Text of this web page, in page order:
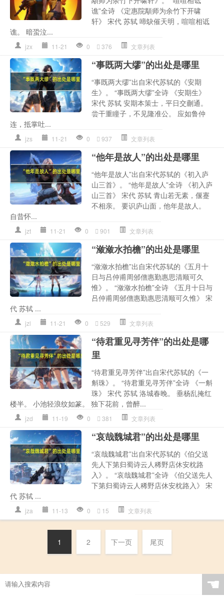
谯”全诗 《定惠院顒师为余竹下开啸
轩》 宋代 苏轼 啼鴃催天明，喧喧相诋
谯。 暗蛩泣...
jzx 11-21 0 376 文章列表
“事既两大缪”的出处是哪里
“事既两大缪”出自宋代苏轼的《安期
生》。 “事既两大缪”全诗 《安期生》
宋代 苏轼 安期本策士，平日交蒯通。
尝干重瞳子，不见隆准公。 应如鲁仲
连，抵掌吐...
jzs 11-21 0 937 文章列表
“他年是故人”的出处是哪里
“他年是故人”出自宋代苏轼的《初入庐
山三首》。 “他年是故人”全诗 《初入庐
山三首》 宋代 苏轼 青山若无素，偃蹇
不相亲。 要识庐山面，他年是故人。
自昔怀...
jzt 11-21 0 901 文章列表
“潋潋水拍檐”的出处是哪里
“潋潋水拍檐”出自宋代苏轼的《五月十
日与吕仲甫周邠僧惠勤惠思清顺可久
惟》。 “潋潋水拍檐”全诗 《五月十日与
吕仲甫周邠僧惠勤惠思清顺可久惟》 宋
代 苏轼 ...
jzl 11-21 0 529 文章列表
“待君重见寻芳伴”的出处是哪
里
“待君重见寻芳伴”出自宋代苏轼的《一
斛珠》。 “待君重见寻芳伴”全诗 《一斛
珠》 宋代 苏轼 洛城春晚。 垂杨乱掩红
楼半。 小池轻浪纹如篆。 独下花前，曾醉...
jzd 11-19 0 381 文章列表
“哀哉魏城君”的出处是哪里
“哀哉魏城君”出自宋代苏轼的《伯父送
先人下第归蜀诗云人稀野店休安枕路
入》。 “哀哉魏城君”全诗 《伯父送先人
下第归蜀诗云人稀野店休安枕路入》 宋
代 苏轼 ...
jza 11-13 0 15 文章列表
1 2 下一页 尾页
☚